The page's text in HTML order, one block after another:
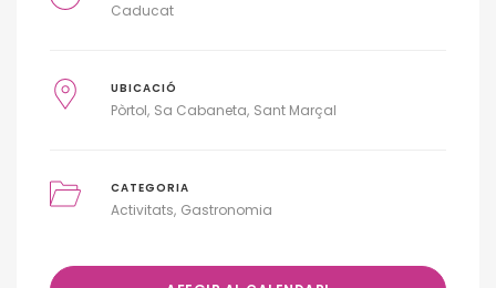
Caducat
UBICACIÓ
Pòrtol Sa Cabaneta Sant Marçal
CATEGORIA
Activitats Gastronomia